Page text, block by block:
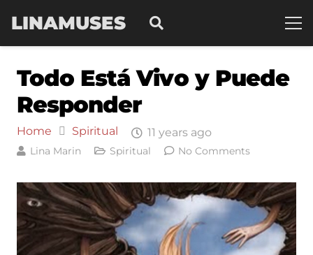
LINAMUSES
Todo Está Vivo y Puede
Responder
Home Spiritual 11 years ago
Lina Marin Spiritual No Comments